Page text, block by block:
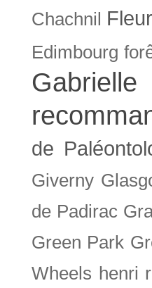
Chachnil
Edimbourg
de
Giverny
de Padirac
Green Park
Wheels henri